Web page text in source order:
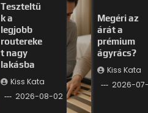
Teszteltü
k a
legjobb
routereke
t nagy
lakásba
Kiss Kata
2026-08-02
Megéri az
árát a
prémium
ágyrács?
Kiss Kata
2026-